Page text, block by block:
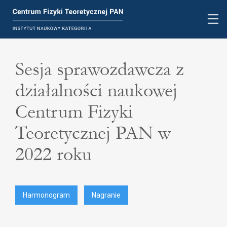
Sesja sprawozdawcza z
działalności naukowej
Centrum Fizyki
Teoretycznej PAN w
2022 roku
Harmonogram Nagranie